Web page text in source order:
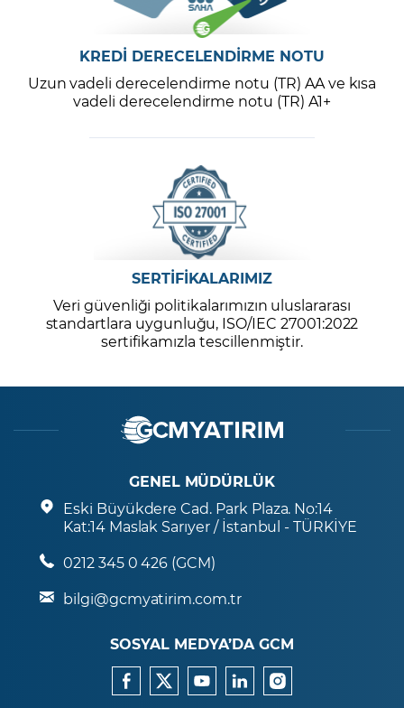
KREDİ DERECELENDİRME NOTU
Uzun vadeli derecelendirme notu (TR) AA ve kısa
vadeli derecelendirme notu (TR) A1+
SERTİFİKALARIMIZ
Veri güvenliği politikalarımızın uluslararası
standartlara uygunluğu, ISO/IEC 27001:2022
sertifikamızla tescillenmiştir.
GENEL MÜDÜRLÜK
Eski Büyükdere Cad. Park Plaza. No:14
Kat:14 Maslak Sarıyer / İstanbul - TÜRKİYE
0212 345 0 426 (GCM)
bilgi@gcmyatirim.com.tr
SOSYAL MEDYA’DA GCM